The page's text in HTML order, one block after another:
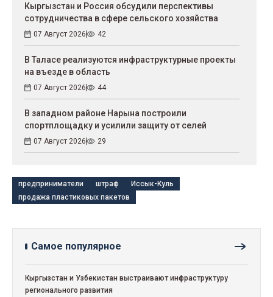
Кыргызстан и Россия обсудили перспективы
сотрудничества в сфере сельского хозяйства
07 Август 2026 42
В Таласе реализуются инфраструктурные проекты
на въезде в область
07 Август 2026 44
В западном районе Нарына построили
спортплощадку и усилили защиту от селей
07 Август 2026 29
предприниматели штраф
Иссык-Куль
продажа пластиковых пакетов
Самое популярное
Кыргызстан и Узбекистан выстраивают инфраструктуру
регионального развития